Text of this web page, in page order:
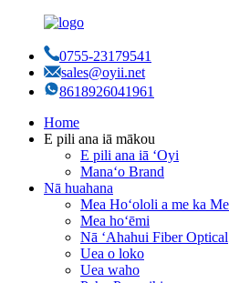
0755-23179541
sales@oyii.net
8618926041961
Home
E pili ana iā mākou
E pili ana iā ʻOyi
Manaʻo Brand
Nā huahana
Mea Hoʻololi a me ka
Mea hoʻēmi
Nā ʻAhahui Fiber Optical
Uea o loko
Uea waho